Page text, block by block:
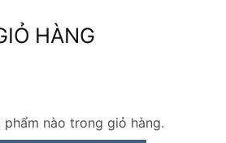
HÀNG
phẩm nào trong giỏ hàng.